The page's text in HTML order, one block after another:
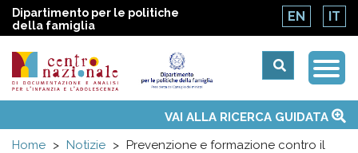
Dipartimento per le politiche
della famiglia
EN IT
Centro
menu
Temi
Attività
Convenzione ONUVAI ALLA RICERCA GUIDATA
Home
Notizie
Prevenzione e formazione contro il